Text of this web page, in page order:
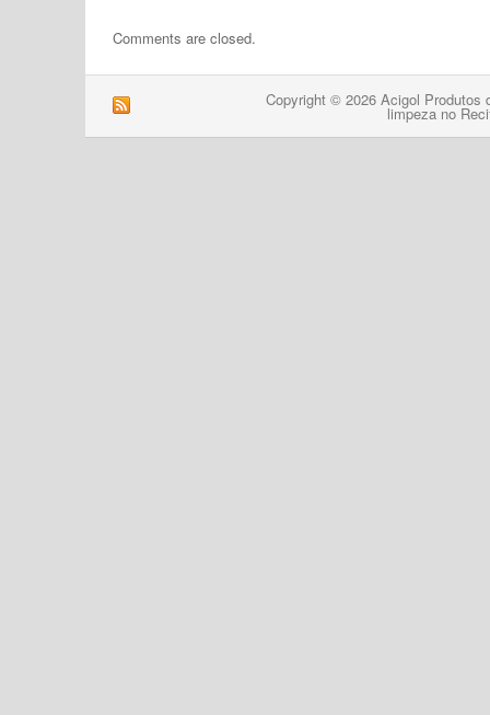
Comments are closed.
Copyright © 2026 Acigol Produtos
limpeza no